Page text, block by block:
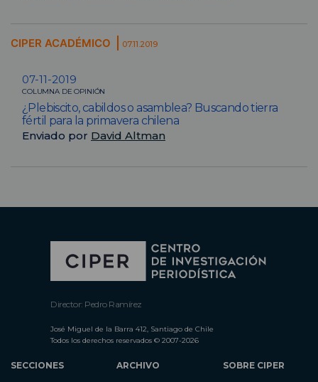
CIPER ACADÉMICO 07.11.2019
07-11-2019
COLUMNA DE OPINIÓN
¿Plebiscito, cabildos o asamblea? Buscando tierra
fértil para la primavera chilena
Enviado por David Altman
Director: Pedro Ramírez
José Miguel de la Barra 412, Santiago de Chile
Todos los derechos reservados © 2007-2026
SECCIONES
ARCHIVO
SOBRE CIPER